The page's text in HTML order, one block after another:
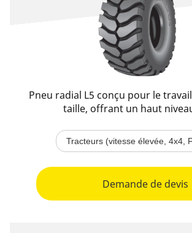
Pneu radial L5 conçu pour le
taille, offrant un haut
Tracteurs (vitesse élevée, 4x4,
Demande de devis